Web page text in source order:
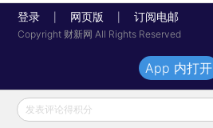
登录 网页版 订阅电邮
Copyright 财新网 All Rights Reserved
发表评论得积分
App 内打开